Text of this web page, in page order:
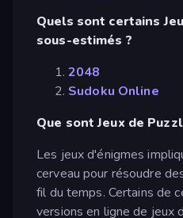
Quels sont certains
sous-estimés ?
2048
Sudoku Online
Que sont Jeux de
Les jeux d'énigmes
cerveau pour résoudre
fil du temps. Certains de
versions en ligne de jeux